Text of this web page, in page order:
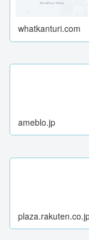
whatkanturi.com
ameblo.jp